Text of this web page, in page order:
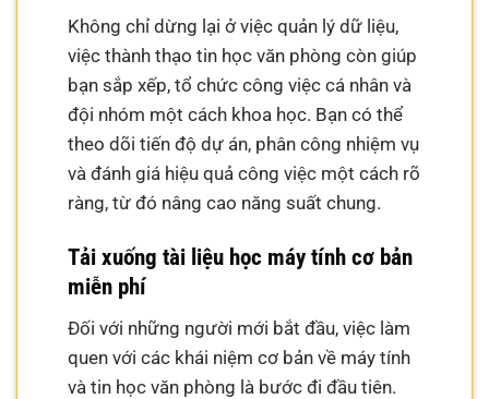
Không chỉ dừng lại ở việc quản lý dữ liệu,
việc thành thạo tin học văn phòng còn giúp
bạn sắp xếp, tổ chức công việc cá nhân và
đội nhóm một cách khoa học. Bạn có thể
theo dõi tiến độ dự án, phân công nhiệm vụ
và đánh giá hiệu quả công việc một cách rõ
ràng, từ đó nâng cao năng suất chung.
Tải xuống tài liệu học máy tính cơ bản
miễn phí
Đối với những người mới bắt đầu, việc làm
quen với các khái niệm cơ bản về máy tính
và tin học văn phòng là bước đi đầu tiên.